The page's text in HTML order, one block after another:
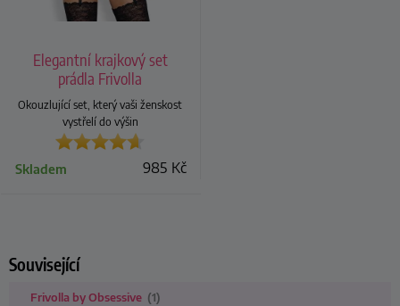
Elegantní krajkový set
prádla Frivolla
Okouzlující set, který vaši ženskost
vystřelí do výšin
985 Kč
Skladem
Související
Frivolla by Obsessive (1)